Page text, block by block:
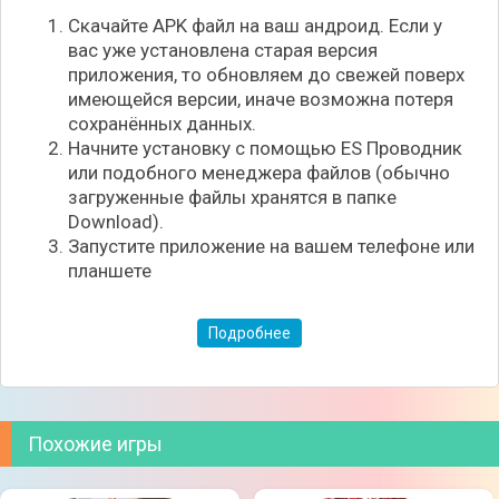
студии. Общая атмосфера — одновременно уютная
и безумная.
👍 Почему стоит поиграть:
- Уникальная система генетики и разведения.
- Увлекательные пошаговые бои с акцентом на
тактику.
- Абсурдный юмор и неповторимая атмосфера
экспериментов.
- Милые и харизматичные персонажи с
индивидуальностью.
- Система развития собственного поселения.
Скачайте APK файл на ваш андроид. Если у
вас уже установлена старая версия
приложения, то обновляем до свежей поверх
имеющейся версии, иначе возможна потеря
сохранённых данных.
Начните установку с помощью ES Проводник
или подобного менеджера файлов (обычно
загруженные файлы хранятся в папке
Download).
Запустите приложение на вашем телефоне или
планшете
Подробнее
Похожие игры